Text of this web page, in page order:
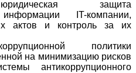
защита
IT-компании,
актов и контроль за их
политики
на минимизацию рисков
антикоррупционного